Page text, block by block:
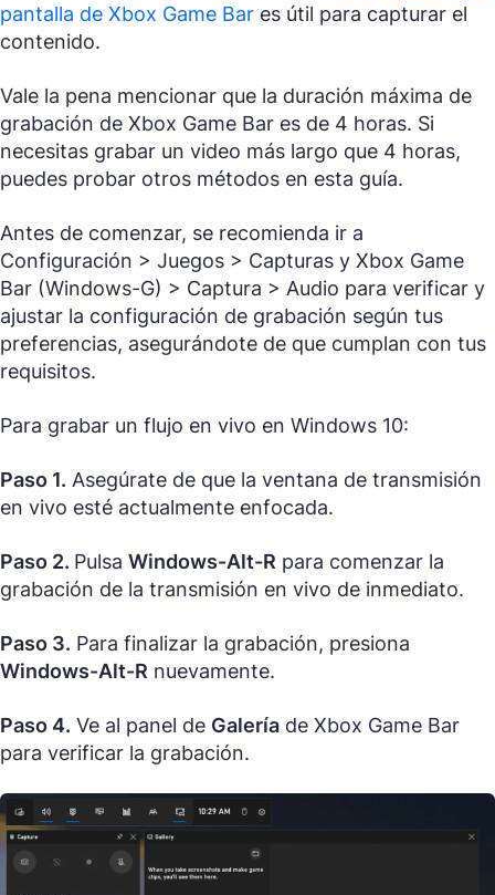
pantalla de Xbox Game Bar es útil para capturar el
contenido.
Vale la pena mencionar que la duración máxima de
grabación de Xbox Game Bar es de 4 horas. Si
necesitas grabar un video más largo que 4 horas,
puedes probar otros métodos en esta guía.
Antes de comenzar, se recomienda ir a
Configuración > Juegos > Capturas y Xbox Game
Bar (Windows-G) > Captura > Audio para verificar y
ajustar la configuración de grabación según tus
preferencias, asegurándote de que cumplan con tus
requisitos.
Para grabar un flujo en vivo en Windows 10:
Paso 1. Asegúrate de que la ventana de transmisión
en vivo esté actualmente enfocada.
Paso 2. Pulsa Windows-Alt-R para comenzar la
grabación de la transmisión en vivo de inmediato.
Paso 3. Para finalizar la grabación, presiona
Windows-Alt-R nuevamente.
Paso 4. Ve al panel de Galería de Xbox Game Bar
para verificar la grabación.